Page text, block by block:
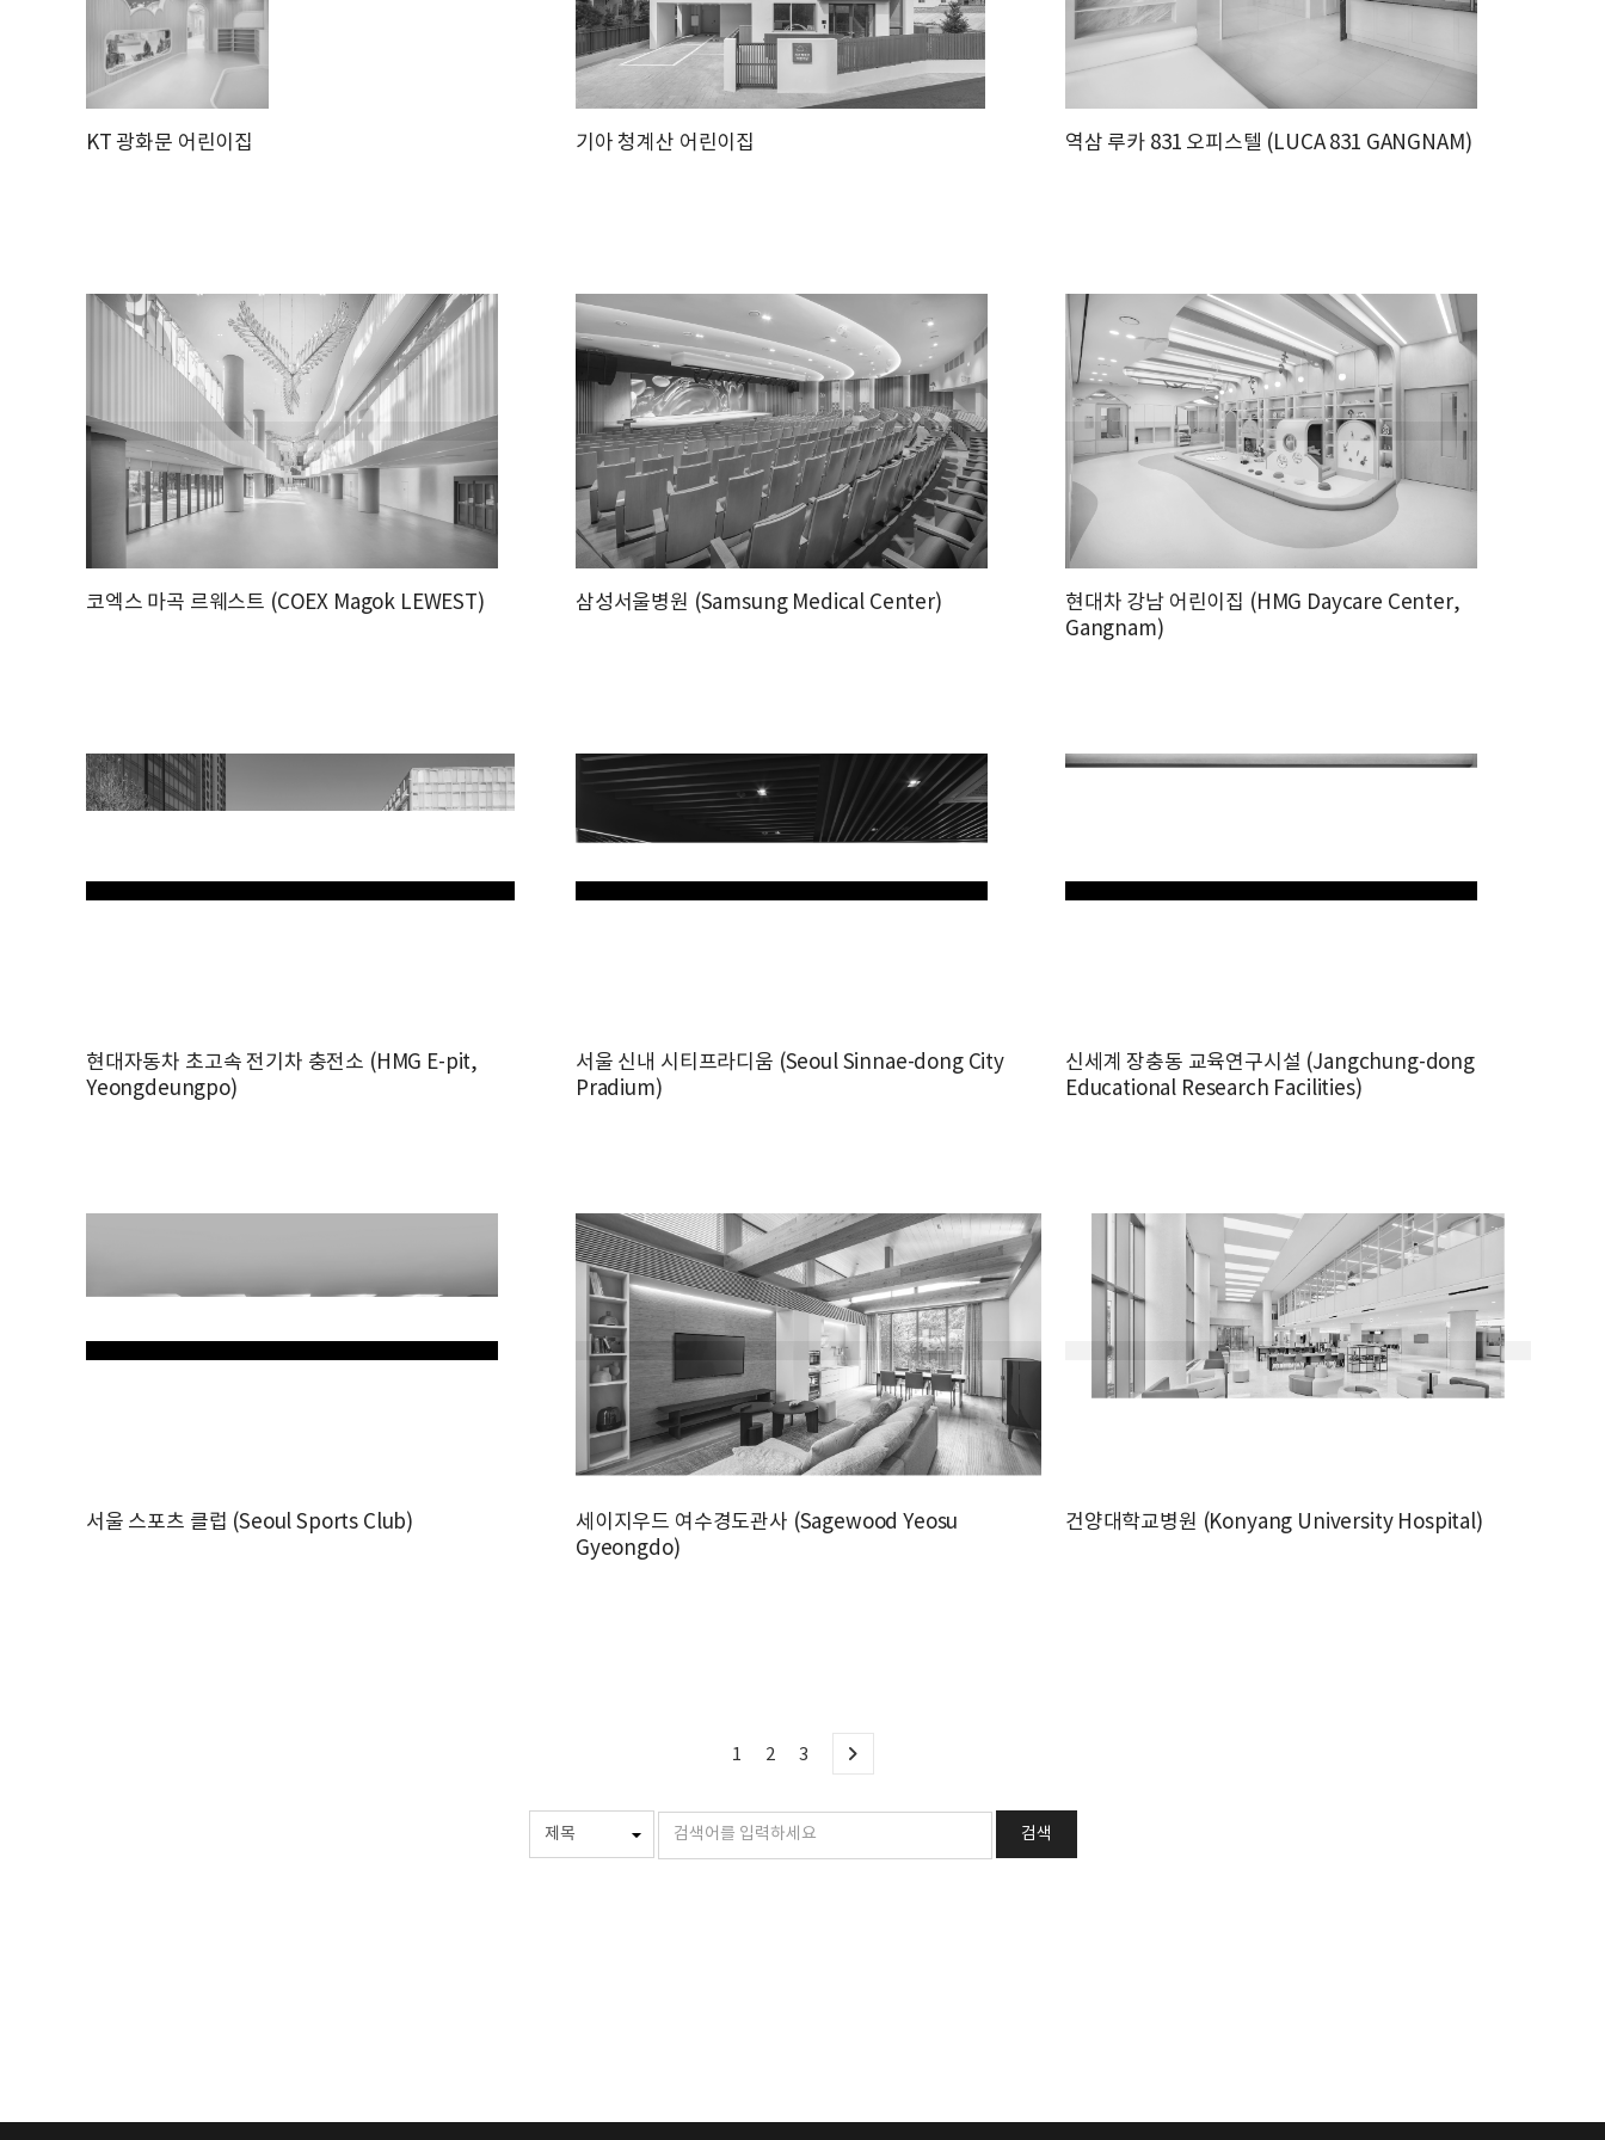
KT 광화문 어린이집 기아 청계산 어린이집 역삼 루카 831 오피스텔 (LUCA 831 GANGNAM)
코엑스 마곡 르웨스트 (COEX Magok LEWEST) 삼성서울병원 (Samsung Medical Center)
현대차 강남 어린이집 (HMG Daycare Center,
Gangnam)
현대자동차 초고속 전기차 충전소 (HMG E-pit,
Yeongdeungpo)
서울 신내 시티프라디움 (Seoul Sinnae-dong City
Pradium)
신세계 장충동 교육연구시설 (Jangchung-dong
Educational Research Facilities)
서울 스포츠 클럽 (Seoul Sports Club)
세이지우드 여수경도관사 (Sagewood Yeosu
Gyeongdo)
건양대학교병원 (Konyang University Hospital)
1 2 3
검색